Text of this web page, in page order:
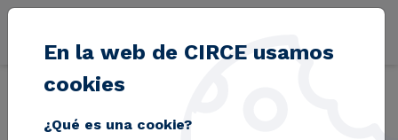
Pasar al contenido principal
Blog El proyecto Smart Sustainable Wine concluye con
En la web de CIRCE usamos
cookies
¿Qué es una cookie?